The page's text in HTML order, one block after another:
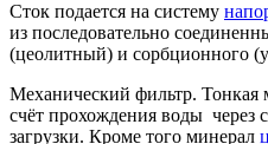
Сток подается на систему
из последовательно
(цеолитный) и сорбционного
Механический фильтр. Тонкая
счёт прохождения воды через
загрузки. Кроме того минерал